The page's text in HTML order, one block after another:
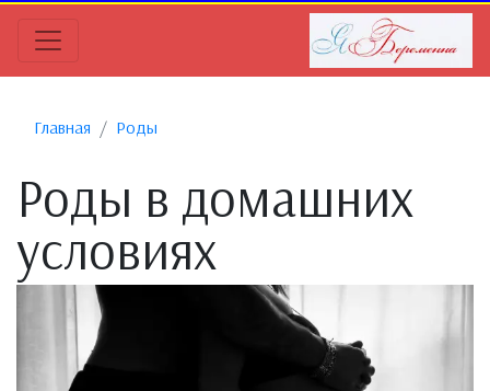
Главная Роды
Роды в домашних
условиях